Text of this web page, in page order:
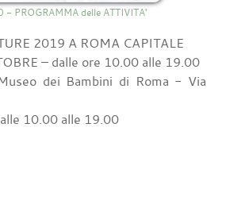
PROGRAMMA delle ATTIVITA'
2019 A ROMA CAPITALE
– dalle ore 10.00 alle 19.00
dei Bambini di Roma - Via
10.00 alle 19.00